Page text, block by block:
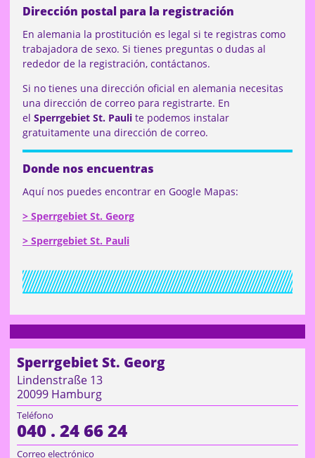
Dirección postal para la registración
En alemania la prostitución es legal si te registras como
trabajadora de sexo. Si tienes preguntas o dudas al
rededor de la registración, contáctanos.
Si no tienes una dirección oficial en alemania necesitas
una dirección de correo para registrarte. En
el Sperrgebiet St. Pauli te podemos instalar
gratuitamente una dirección de correo.
Donde nos encuentras
Aquí nos puedes encontrar en Google Mapas:
> Sperrgebiet St. Georg
> Sperrgebiet St. Pauli
Sperrgebiet St. Georg
Lindenstraße 13
20099 Hamburg
Teléfono
040 . 24 66 24
Correo electrónico